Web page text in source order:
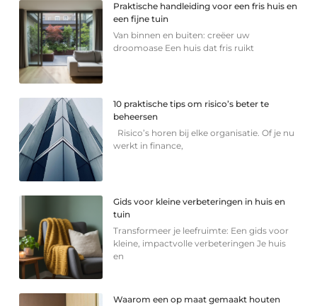
Praktische handleiding voor een fris huis en
een fijne tuin
Van binnen en buiten: creëer uw
droomoase Een huis dat fris ruikt
10 praktische tips om risico’s beter te
beheersen
Risico’s horen bij elke organisatie. Of je nu
werkt in finance,
Gids voor kleine verbeteringen in huis en
tuin
Transformeer je leefruimte: Een gids voor
kleine, impactvolle verbeteringen Je huis
en
Waarom een op maat gemaakt houten